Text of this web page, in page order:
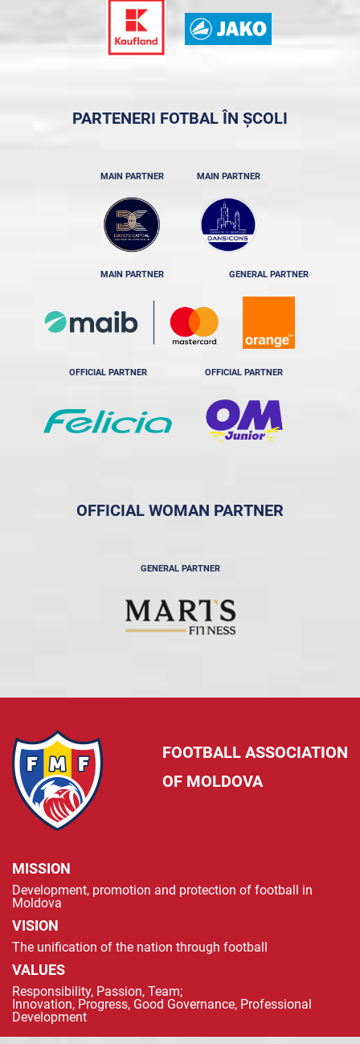
PARTENERI FOTBAL ÎN ȘCOLI
MAIN PARTNER MAIN PARTNER
MAIN PARTNER GENERAL PARTNER
OFFICIAL PARTNER OFFICIAL PARTNER
OFFICIAL WOMAN PARTNER
GENERAL PARTNER
FOOTBALL ASSOCIATION
OF MOLDOVA
MISSION
Development, promotion and protection of football in
Moldova
VISION
The unification of the nation through football
VALUES
Responsibility, Passion, Team;
Innovation, Progress, Good Governance, Professional
Development